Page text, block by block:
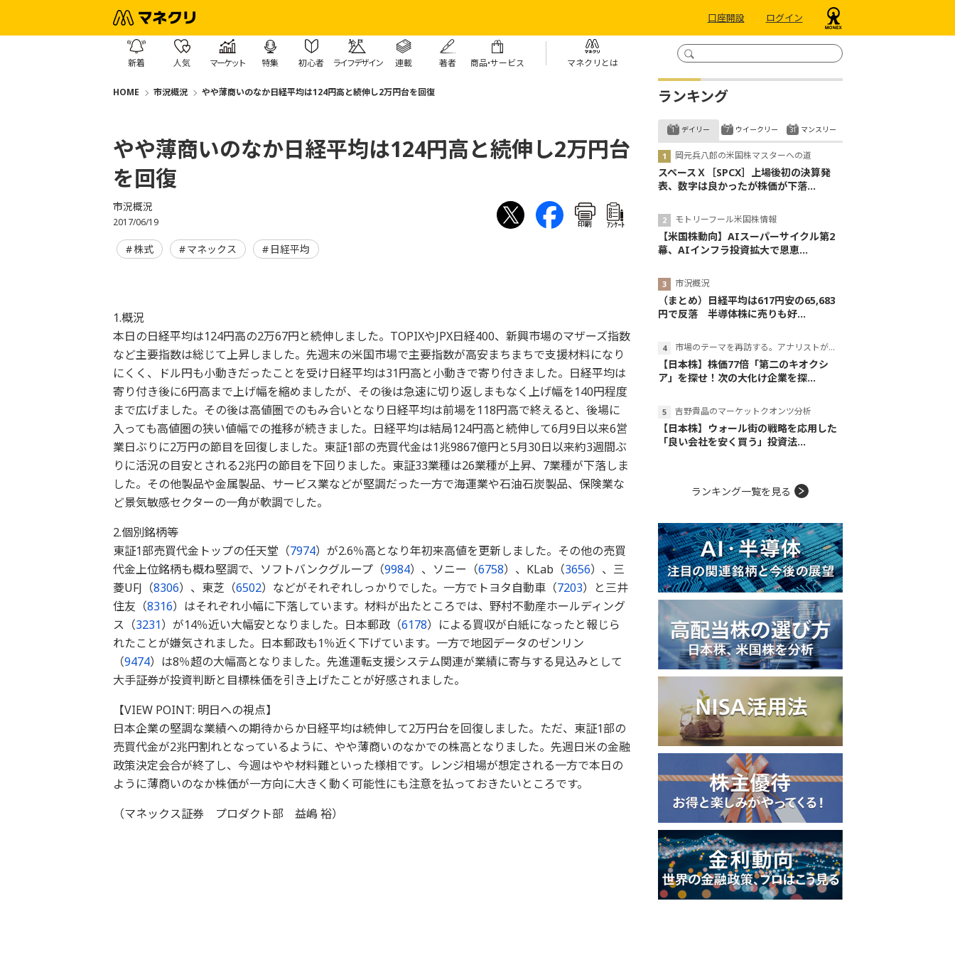
口座開設 ログイン
新着 人気 マーケット 特集 初心者 ライフデザイン 連載 著者 商品・サービス マネクリとは
HOME 市況概況 やや薄商いのなか日経平均は124円高と続伸し2万円台を回復
やや薄商いのなか日経平均は124円高と続伸し2万円台
を回復
市況概況
2017/06/19 印刷 ｱﾝｹｰﾄ
株式 マネックス 日経平均
1.概況
本日の日経平均は124円高の2万67円と続伸しました。TOPIXやJPX日経400、新興市場のマザーズ指数
など主要指数は総じて上昇しました。先週末の米国市場で主要指数が高安まちまちで支援材料になり
にくく、ドル円も小動きだったことを受け日経平均は31円高と小動きで寄り付きました。日経平均は
寄り付き後に6円高まで上げ幅を縮めましたが、その後は急速に切り返しまもなく上げ幅を140円程度
まで広げました。その後は高値圏でのもみ合いとなり日経平均は前場を118円高で終えると、後場に
入っても高値圏の狭い値幅での推移が続きました。日経平均は結局124円高と続伸して6月9日以来6営
業日ぶりに2万円の節目を回復しました。東証1部の売買代金は1兆9867億円と5月30日以来約3週間ぶ
りに活況の目安とされる2兆円の節目を下回りました。東証33業種は26業種が上昇、7業種が下落しま
した。その他製品や金属製品、サービス業などが堅調だった一方で海運業や石油石炭製品、保険業な
ど景気敏感セクターの一角が軟調でした。
2.個別銘柄等
東証1部売買代金トップの任天堂（7974）が2.6％高となり年初来高値を更新しました。その他の売買
代金上位銘柄も概ね堅調で、ソフトバンクグループ（9984）、ソニー（6758）、KLab（3656）、三
菱UFJ（8306）、東芝（6502）などがそれぞれしっかりでした。一方でトヨタ自動車（7203）と三井
住友（8316）はそれぞれ小幅に下落しています。材料が出たところでは、野村不動産ホールディング
ス（3231）が14％近い大幅安となりました。日本郵政（6178）による買収が白紙になったと報じら
れたことが嫌気されました。日本郵政も1％近く下げています。一方で地図データのゼンリン
（9474）は8％超の大幅高となりました。先進運転支援システム関連が業績に寄与する見込みとして
大手証券が投資判断と目標株価を引き上げたことが好感されました。
【VIEW POINT: 明日への視点】
日本企業の堅調な業績への期待からか日経平均は続伸して2万円台を回復しました。ただ、東証1部の
売買代金が2兆円割れとなっているように、やや薄商いのなかでの株高となりました。先週日米の金融
政策決定会合が終了し、今週はやや材料難といった様相です。レンジ相場が想定される一方で本日の
ように薄商いのなか株価が一方向に大きく動く可能性にも注意を払っておきたいところです。
（マネックス証券 プロダクト部 益嶋 裕）
ランキング
デイリー
岡元兵八郎の米国株マスターへの道
スペースＸ［SPCX］上場後初の決算発
表、数字は良かったが株価が下落...
モトリーフール米国株情報
【米国株動向】AIスーパーサイクル第2
幕、AIインフラ投資拡大で恩恵...
市況概況
（まとめ）日経平均は617円安の65,683
円で反落 半導体株に売りも好...
市場のテーマを再訪する。アナリストが読み解くテーマの本質
【日本株】株価77倍「第二のキオクシ
ア」を探せ！次の大化け企業を探...
吉野貴晶のマーケットクオンツ分析
【日本株】ウォール街の戦略を応用した
「良い会社を安く買う」投資法...
ウイークリー マンスリー
ランキング一覧を見る